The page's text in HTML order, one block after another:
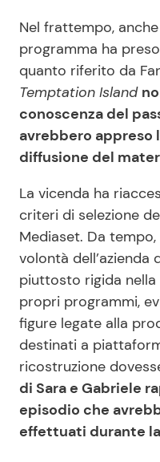
Nel frattempo,
programma ha
quanto riferito da
Temptation Island
conoscenza del
avrebbero appreso
diffusione del
La vicenda ha
criteri di selezione
Mediaset. Da
volontà dell’azienda
piuttosto rigida
propri programmi,
figure legate alla
destinati a
ricostruzione
di Sara e Gabriele
episodio che
effettuati durante